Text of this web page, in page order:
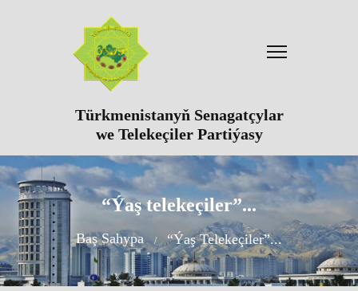
Türkmenistanyň Senagatçylar
we Telekeçiler Partiýasy
“Ýaş telekeçiler”...
Baş Sahypa “Ýaş Telekeçiler”...